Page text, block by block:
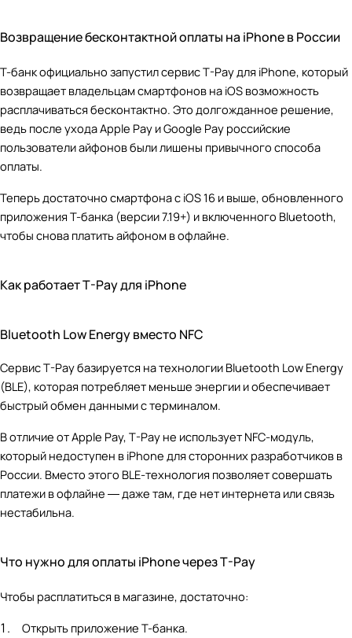
Возвращение бесконтактной оплаты на iPhone в России
Т-банк официально запустил сервис T-Pay для iPhone, который
возвращает владельцам смартфонов на iOS возможность
расплачиваться бесконтактно. Это долгожданное решение,
ведь после ухода Apple Pay и Google Pay российские
пользователи айфонов были лишены привычного способа
оплаты.
Теперь достаточно смартфона с iOS 16 и выше, обновленного
приложения Т-банка (версии 7.19+) и включенного Bluetooth,
чтобы снова платить айфоном в офлайне.
Как работает T-Pay для iPhone
Bluetooth Low Energy вместо NFC
Сервис T-Pay базируется на технологии Bluetooth Low Energy
(BLE), которая потребляет меньше энергии и обеспечивает
быстрый обмен данными с терминалом.
В отличие от Apple Pay, T-Pay не использует NFC-модуль,
который недоступен в iPhone для сторонних разработчиков в
России. Вместо этого BLE-технология позволяет совершать
платежи в офлайне ― даже там, где нет интернета или связь
нестабильна.
Что нужно для оплаты iPhone через T-Pay
Чтобы расплатиться в магазине, достаточно:
Открыть приложение Т-банка.